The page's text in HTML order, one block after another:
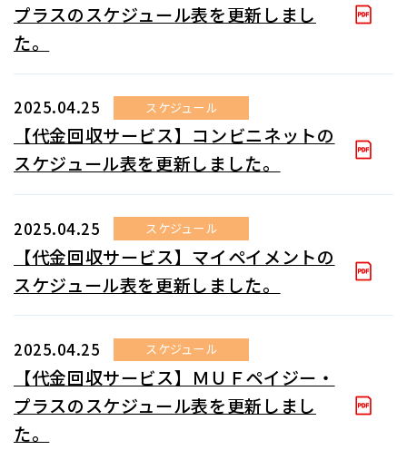
プラスのスケジュール表を更新しまし
た。
2025.04.25 スケジュール
【代金回収サービス】コンビニネットの
スケジュール表を更新しました。
2025.04.25 スケジュール
【代金回収サービス】マイペイメントの
スケジュール表を更新しました。
2025.04.25 スケジュール
【代金回収サービス】ＭＵＦペイジー・
プラスのスケジュール表を更新しまし
た。